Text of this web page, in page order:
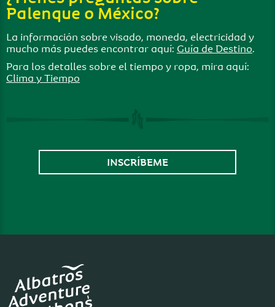
Palenque o México?
La información sobre visado, moneda, electricidad y
mucho más puedes encontrar aquí: Guía de Destino.
Para los detalles sobre el tiempo y ropa, mira aquí:
Clima y Tiempo
INSCRÍBEME